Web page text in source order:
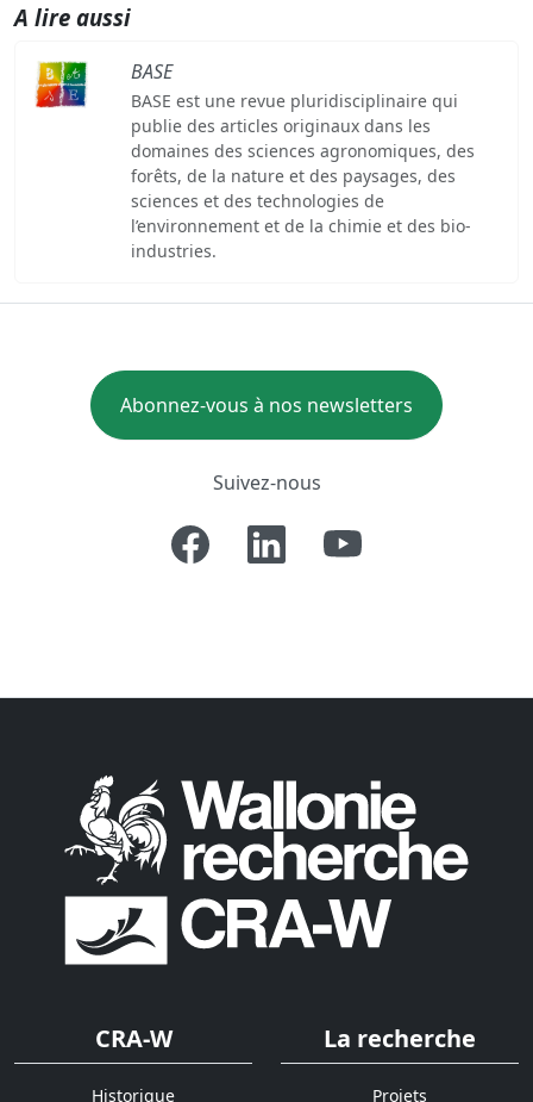
A lire aussi
BASE
BASE est une revue pluridisciplinaire qui
publie des articles originaux dans les
domaines des sciences agronomiques, des
forêts, de la nature et des paysages, des
sciences et des technologies de
l’environnement et de la chimie et des bio-
industries.
Abonnez-vous à nos newsletters
Suivez-nous
CRA-W
Historique
La recherche
Projets